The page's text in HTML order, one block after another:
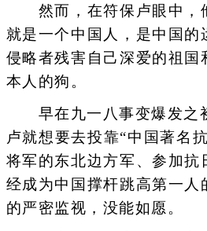
然而，在符保卢眼中，
就是一个中国人，是中国的
侵略者残害自己深爱的祖国
本人的狗。
早在九一八事变爆发之
卢就想要去投靠“中国著名
将军的东北边方军、参加抗
经成为中国撑杆跳高第一人
的严密监视，没能如愿。